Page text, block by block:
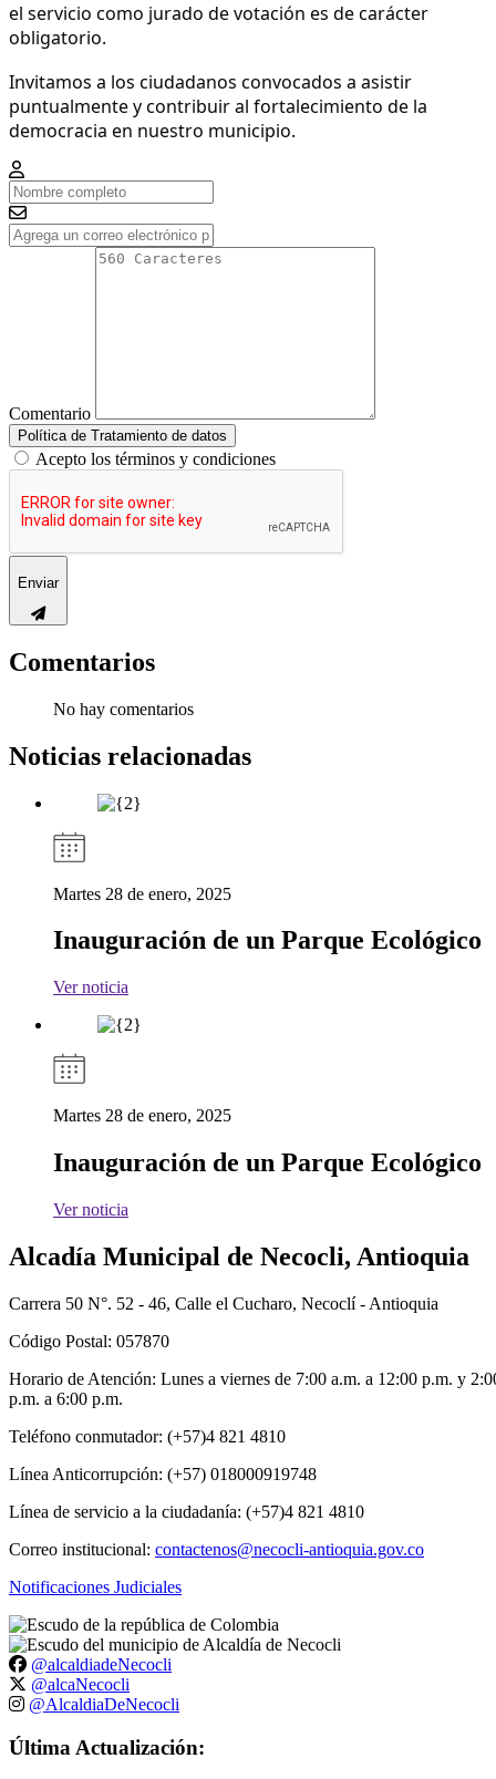
el servicio como jurado de votación es de carácter
obligatorio.
Invitamos a los ciudadanos convocados a asistir
puntualmente y contribuir al fortalecimiento de la
democracia en nuestro municipio.
Comentario
Política de Tratamiento de datos
Acepto los términos y condiciones
Enviar
Comentarios
No hay comentarios
Noticias relacionadas
Martes 28 de enero, 2025
Inauguración de un Parque Ecológico
Ver noticia
Martes 28 de enero, 2025
Inauguración de un Parque Ecológico
Ver noticia
Alcadía Municipal de Necocli, Antioquia
Carrera 50 N°. 52 - 46, Calle el Cucharo, Necoclí - Antioquia
Código Postal: 057870
Horario de Atención: Lunes a viernes de 7:00 a.m. a 12:00 p.m. y
p.m. a 6:00 p.m.
Teléfono conmutador: (+57)4 821 4810
Línea Anticorrupción: (+57) 018000919748
Línea de servicio a la ciudadanía: (+57)4 821 4810
Correo institucional: contactenos@necocli-antioquia.gov.co
Notificaciones Judiciales
@alcaldiadeNecocli
@alcaNecocli
@AlcaldiaDeNecocli
Última Actualización: